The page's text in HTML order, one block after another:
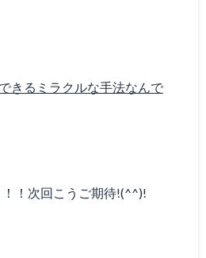
きるミラクルな手法なんで
！次回こうご期待!(^^)!